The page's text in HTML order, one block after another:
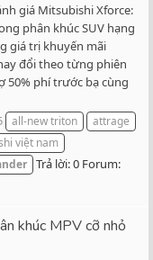
giá Mitsubishi Xforce:
phân khúc SUV hạng
giá trị khuyến mãi
đổi theo từng phiên
50% phí trước bạ cùng
all-new triton
attrage
việt nam
Trả lời: 0 Forum:
khúc MPV cỡ nhỏ